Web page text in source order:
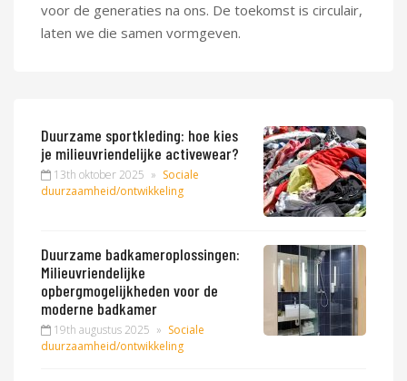
voor de generaties na ons. De toekomst is circulair,
laten we die samen vormgeven.
Duurzame sportkleding: hoe kies
je milieuvriendelijke activewear?
13th oktober 2025 » Sociale
duurzaamheid/ontwikkeling
Duurzame badkameroplossingen:
Milieuvriendelijke
opbergmogelijkheden voor de
moderne badkamer
19th augustus 2025 » Sociale
duurzaamheid/ontwikkeling